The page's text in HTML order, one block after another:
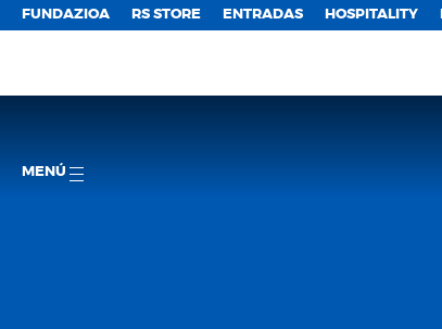
FUNDAZIOA RS STORE ENTRADAS HOSPITALITY
MENÚ